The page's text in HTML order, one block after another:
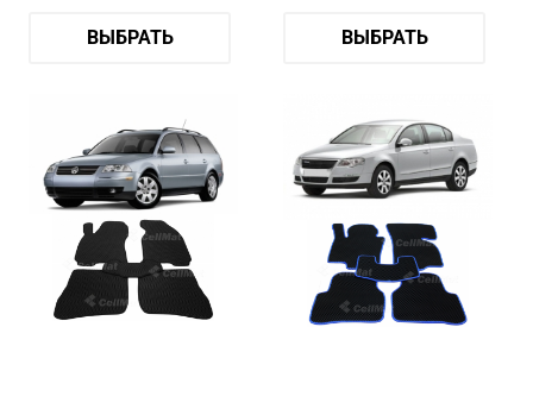
ВЫБРАТЬ ВЫБРАТЬ